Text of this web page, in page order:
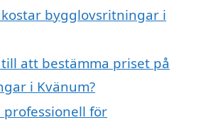
bygglovsritningar i
att bestämma priset på
i Kvänum?
professionell för